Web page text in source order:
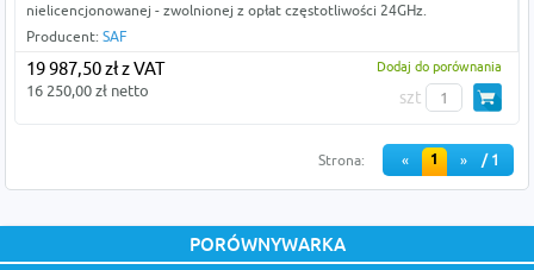
nielicencjonowanej - zwolnionej z opłat częstotliwości 24GHz.
Producent: SAF
19 987,50 zł z VAT
16 250,00 zł netto
Dodaj do porównania
szt
Strona: « 1 » / 1
PORÓWNYWARKA